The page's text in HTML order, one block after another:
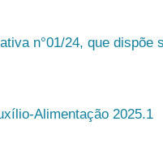
n°01/24, que
Alimentação 2025.1